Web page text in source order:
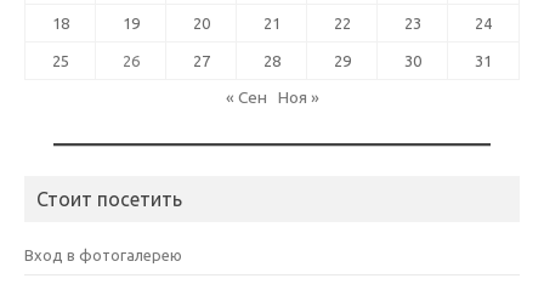
18 19 20 21 22 23 24
25 26 27 28 29 30 31
« Сен Ноя »
Стоит посетить
Вход в фотогалерею